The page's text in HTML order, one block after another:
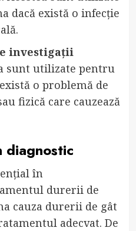
dacă există o infecție
investigații
sunt utilizate pentru
o problemă de
fizică care cauzează
diagnostic
în
durerii de
cauza durerii de gât
adecvat. De